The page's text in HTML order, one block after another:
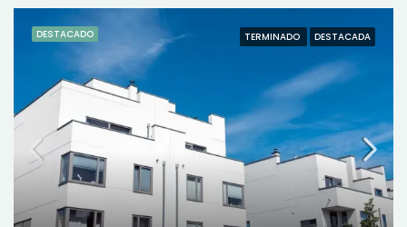
DESTACADO TERMINADO DESTACADA